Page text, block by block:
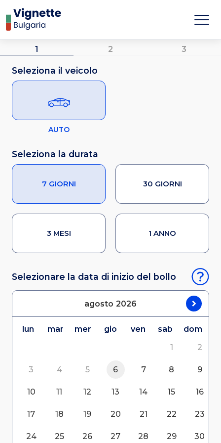
1 2 3
Seleziona il veicolo
AUTO
Seleziona la durata
7 GIORNI 30 GIORNI
3 MESI 1 ANNO
Selezionare la data di inizio del bollo
agosto 2026
lun mar mer gio ven sab
dom
1
2
3 4 5 6 7 8 9
10 11 12 13 14 15 16
17 18 19 20 21 22 23
24 25 26 27 28 29 30